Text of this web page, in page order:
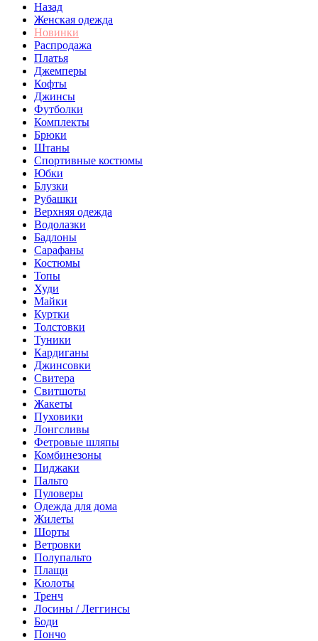
Назад
Женская одежда
Новинки
Распродажа
Платья
Джемперы
Кофты
Джинсы
Футболки
Комплекты
Брюки
Штаны
Спортивные костюмы
Юбки
Блузки
Рубашки
Верхняя одежда
Водолазки
Бадлоны
Сарафаны
Костюмы
Топы
Худи
Майки
Куртки
Толстовки
Туники
Кардиганы
Джинсовки
Свитера
Свитшоты
Жакеты
Пуховики
Лонгсливы
Фетровые шляпы
Комбинезоны
Пиджаки
Пальто
Пуловеры
Одежда для дома
Жилеты
Шорты
Ветровки
Полупальто
Плащи
Кюлоты
Тренч
Лосины / Леггинсы
Боди
Пончо